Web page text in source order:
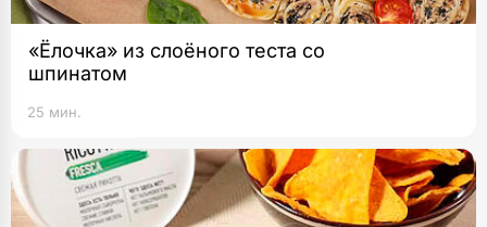
«Ёлочка» из слоёного теста со
шпинатом
25 мин.